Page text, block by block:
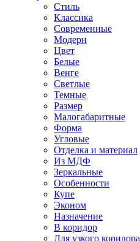
Стиль
Классика
Современные
Модерн
Цвет
Белые
Венге
Светлые
Темные
Размер
Малогабаритные
Форма
Угловые
Отделка и материал
Из МДФ
Зеркальные
Особенности
Купе
Эконом
Назначение
В коридор
Для узкого коридора